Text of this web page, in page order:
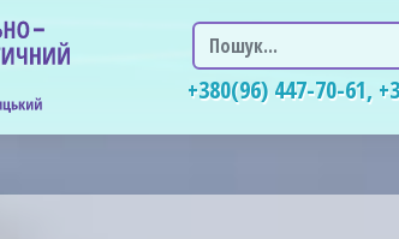
Пошук
+380(96) 447-70-61,